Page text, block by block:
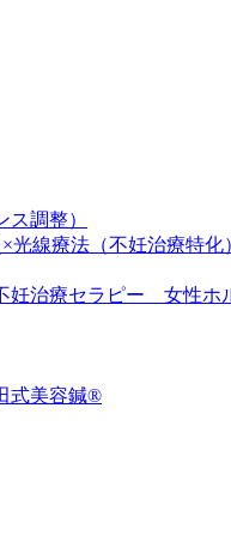
調整）
光線療法（不妊治療特化
妊治療セラピー 女性ホ
式美容鍼®️